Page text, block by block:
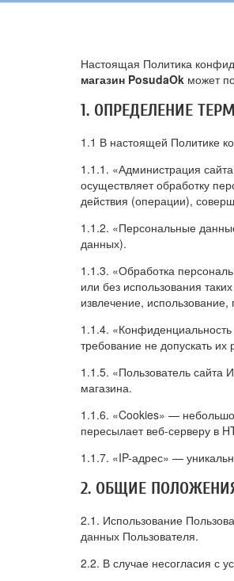
Настоящая Политика
магазин PosudaOk может
1. ОПРЕДЕЛЕНИЕ
1.1 В настоящей Политике
1.1.1. «Администрация
осуществляет обработку
действия (операции),
1.1.2. «Персональные
данных).
1.1.3. «Обработка
или без использования
извлечение,
1.1.4.
требование не допускать
1.1.5. «Пользователь сайта
магазина.
1.1.6. «Cookies» —
пересылает веб-серверу в
1.1.7. «IP-адрес» —
2. ОБЩИЕ
2.1. Использование
данных Пользователя.
2.2. В случае несогласия с